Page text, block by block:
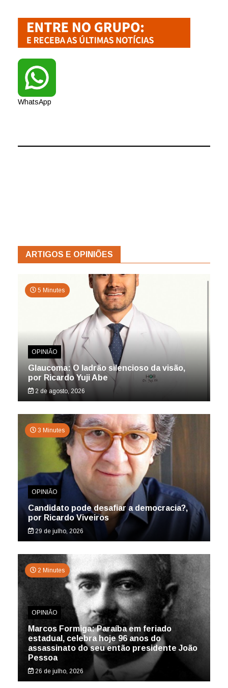
WhatsApp
ARTIGOS E OPINIÕES
5 Minutes
OPINIÃO
Glaucoma: O ladrão silencioso da visão,
por Ricardo Yuji Abe
2 de agosto, 2026
3 Minutes
OPINIÃO
Candidato pode desafiar a democracia?,
por Ricardo Viveiros
29 de julho, 2026
2 Minutes
OPINIÃO
Marcos Formiga: Paraíba em feriado
estadual, celebra hoje 96 anos do
assassinato do seu então presidente João
Pessoa
26 de julho, 2026